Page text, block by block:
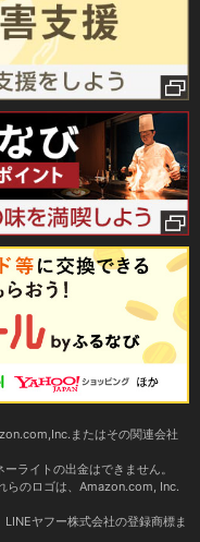
またはその関連会社
ライトの出金はできません。
らのロゴは、Amazon.com, Inc.
ヤフー株式会社の登録商標ま